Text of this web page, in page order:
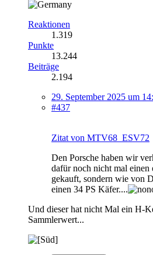
Reaktionen
1.319
Punkte
13.244
Beiträge
2.194
29. September 2025 um
#437
Zitat von MTV68_ESV72
Den Porsche haben wir
dafür noch nicht mal
gekauft, sondern wie von
einen 34 PS Käfer....
Und dieser hat nicht Mal ein H-
Sammlerwert...